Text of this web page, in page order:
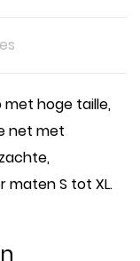
hoge taille,
net met
maten S tot XL.